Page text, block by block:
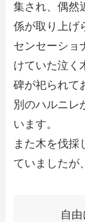
集され、偶然
係が取り上げ
センセーショ
けていた泣く
碑が祀られて
別のハルニレ
います。
また木を伐採
ていましたが
自